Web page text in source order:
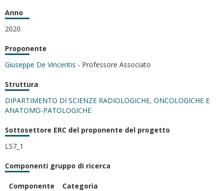
Anno
2020
Proponente
Giuseppe De Vincentis - Professore Associato
Struttura
DIPARTIMENTO DI SCIENZE RADIOLOGICHE, ONCOLOGICHE E
ANATOMO-PATOLOGICHE
Sottosettore ERC del proponente del progetto
LS7_1
Componenti gruppo di ricerca
Componente
Categoria